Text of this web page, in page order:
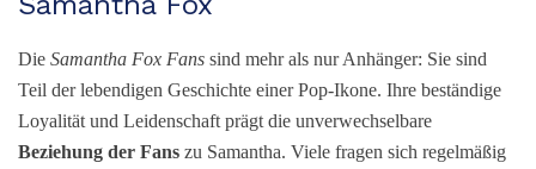
Die Samantha Fox Fans sind mehr als nur Anhänger: Sie sind
Teil der lebendigen Geschichte einer Pop-Ikone. Ihre beständige
Loyalität und Leidenschaft prägt die unverwechselbare
Beziehung der Fans zu Samantha. Viele fragen sich regelmäßig